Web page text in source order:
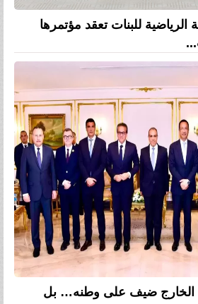
الرياضية للبنات تعقد مؤتمرها
الخارج ضيف على وطنه… بل